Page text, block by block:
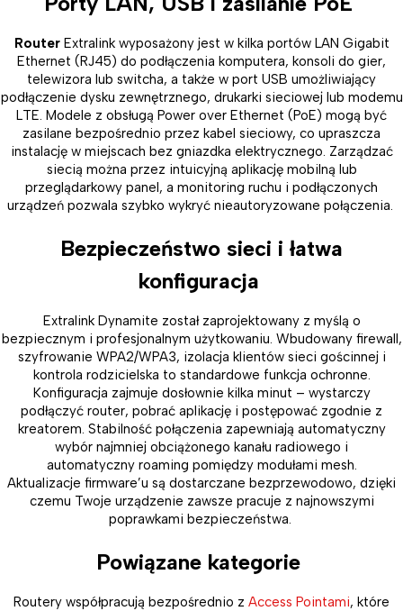
RouterExtralink wyposażony jest w kilka portów LAN Gigabit
Ethernet (RJ45) do podłączenia komputera, konsoli do gier,
telewizora lub switcha, a także w port USB umożliwiający
podłączenie dysku zewnętrznego, drukarki sieciowej lub modemu
LTE. Modele z obsługą Power over Ethernet (PoE) mogą być
zasilane bezpośrednio przez kabel sieciowy, co upraszcza
instalację w miejscach bez gniazdka elektrycznego. Zarządzać
siecią można przez intuicyjną aplikację mobilną lub
przeglądarkowy panel, a monitoring ruchu i podłączonych
urządzeń pozwala szybko wykryć nieautoryzowane połączenia.
Bezpieczeństwo sieci i łatwa
konfiguracja
Extralink Dynamite został zaprojektowany z myślą o
bezpiecznym i profesjonalnym użytkowaniu. Wbudowany firewall,
szyfrowanie WPA2/WPA3, izolacja klientów sieci gościnnej i
kontrola rodzicielska to standardowe funkcja ochronne.
Konfiguracja zajmuje dosłownie kilka minut – wystarczy
podłączyć router, pobrać aplikację i postępować zgodnie z
kreatorem. Stabilność połączenia zapewniają automatyczny
wybór najmniej obciążonego kanału radiowego i
automatyczny roaming pomiędzy modułami mesh.
Aktualizacje firmware’u są dostarczane bezprzewodowo, dzięki
czemu Twoje urządzenie zawsze pracuje z najnowszymi
poprawkami bezpieczeństwa.
Powiązane kategorie
Routery współpracują bezpośrednio z Access Pointami, które